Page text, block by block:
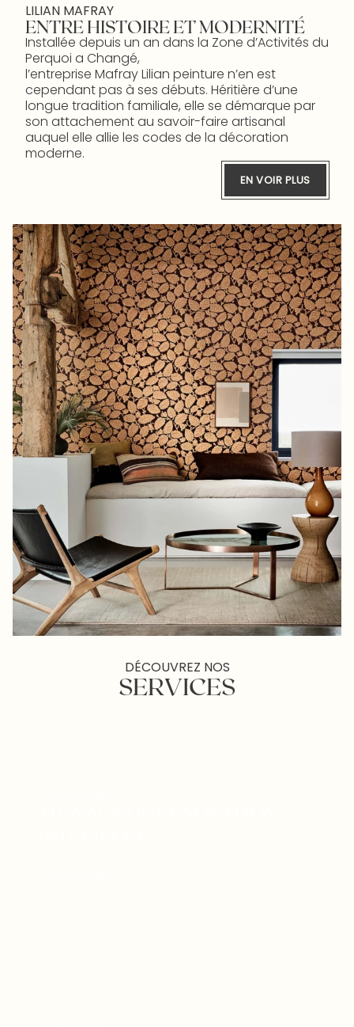
LILIAN MAFRAY
ENTRE HISTOIRE ET MODERNITÉ
Installée depuis un an dans la Zone d’Activités du
Perquoi a Changé,
l’entreprise Mafray Lilian peinture n’en est
cependant pas à ses débuts. Héritière d’une
longue tradition familiale, elle se démarque par
son attachement au savoir-faire artisanal
auquel elle allie les codes de la décoration
moderne.
EN VOIR PLUS
DÉCOUVREZ NOS
SERVICES